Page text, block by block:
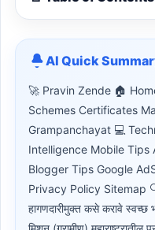
AI Quick
🚀 Pravin Zende 🏠
Schemes Certificates
Grampanchayat 💻
Intelligence Mobile Tips
Blogger Tips Google
Privacy Policy Sitemap
हागणदारीमुक्त कसे करावे स्वच्छ